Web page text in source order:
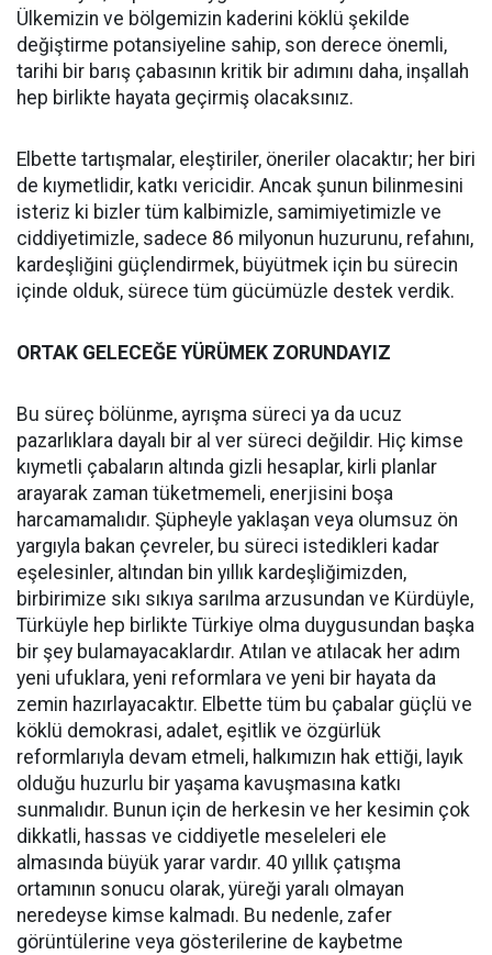
Ülkemizin ve bölgemizin kaderini köklü şekilde
değiştirme potansiyeline sahip, son derece önemli,
tarihi bir barış çabasının kritik bir adımını daha, inşallah
hep birlikte hayata geçirmiş olacaksınız.
Elbette tartışmalar, eleştiriler, öneriler olacaktır; her biri
de kıymetlidir, katkı vericidir. Ancak şunun bilinmesini
isteriz ki bizler tüm kalbimizle, samimiyetimizle ve
ciddiyetimizle, sadece 86 milyonun huzurunu, refahını,
kardeşliğini güçlendirmek, büyütmek için bu sürecin
içinde olduk, sürece tüm gücümüzle destek verdik.
ORTAK GELECEĞE YÜRÜMEK ZORUNDAYIZ
Bu süreç bölünme, ayrışma süreci ya da ucuz
pazarlıklara dayalı bir al ver süreci değildir. Hiç kimse
kıymetli çabaların altında gizli hesaplar, kirli planlar
arayarak zaman tüketmemeli, enerjisini boşa
harcamamalıdır. Şüpheyle yaklaşan veya olumsuz ön
yargıyla bakan çevreler, bu süreci istedikleri kadar
eşelesinler, altından bin yıllık kardeşliğimizden,
birbirimize sıkı sıkıya sarılma arzusundan ve Kürdüyle,
Türküyle hep birlikte Türkiye olma duygusundan başka
bir şey bulamayacaklardır. Atılan ve atılacak her adım
yeni ufuklara, yeni reformlara ve yeni bir hayata da
zemin hazırlayacaktır. Elbette tüm bu çabalar güçlü ve
köklü demokrasi, adalet, eşitlik ve özgürlük
reformlarıyla devam etmeli, halkımızın hak ettiği, layık
olduğu huzurlu bir yaşama kavuşmasına katkı
sunmalıdır. Bunun için de herkesin ve her kesimin çok
dikkatli, hassas ve ciddiyetle meseleleri ele
almasında büyük yarar vardır. 40 yıllık çatışma
ortamının sonucu olarak, yüreği yaralı olmayan
neredeyse kimse kalmadı. Bu nedenle, zafer
görüntülerine veya gösterilerine de kaybetme